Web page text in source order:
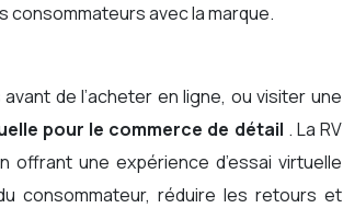
consommateurs avec la marque.
de l’acheter en ligne, ou visiter une
pour le commerce de détail . La RV
une expérience d’essai virtuelle
consommateur, réduire les retours et